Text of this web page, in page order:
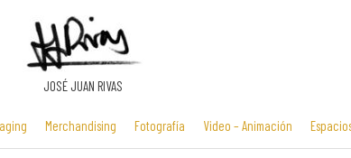
JOSÉ JUAN RIVAS
Merchandising Fotografía Video – Animación